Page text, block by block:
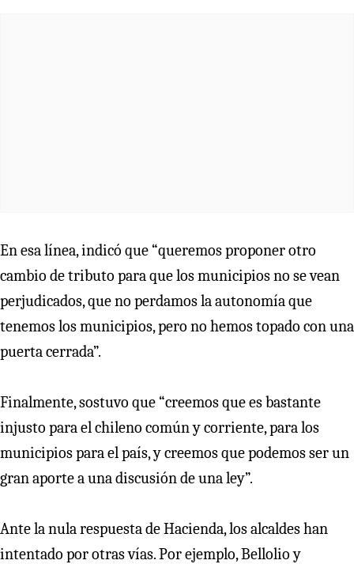
En esa línea, indicó que “queremos proponer otro
cambio de tributo para que los municipios no se vean
perjudicados, que no perdamos la autonomía que
tenemos los municipios, pero no hemos topado con una
puerta cerrada”.
Finalmente, sostuvo que “creemos que es bastante
injusto para el chileno común y corriente, para los
municipios para el país, y creemos que podemos ser un
gran aporte a una discusión de una ley”.
Ante la nula respuesta de Hacienda, los alcaldes han
intentado por otras vías. Por ejemplo, Bellolio y